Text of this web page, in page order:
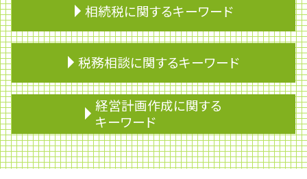
相続税に関するキーワード
マンション 相続税
贈与税 相続税
税理士 節税
相続税 債務控除
相続人
墓地 相続
遺言 相談
税務相談に関するキーワード
税理士 変更
会計業務
予算制度
有価証券取引税
経営計画作成に関する
キーワード
企業権
課徴金